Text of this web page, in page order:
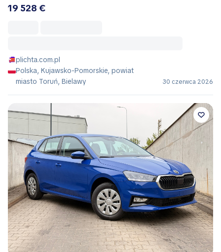
19 528 €
plichta.com.pl
Polska, Kujawsko-Pomorskie, powiat
miasto Toruń, Bielawy
30 czerwca 2026